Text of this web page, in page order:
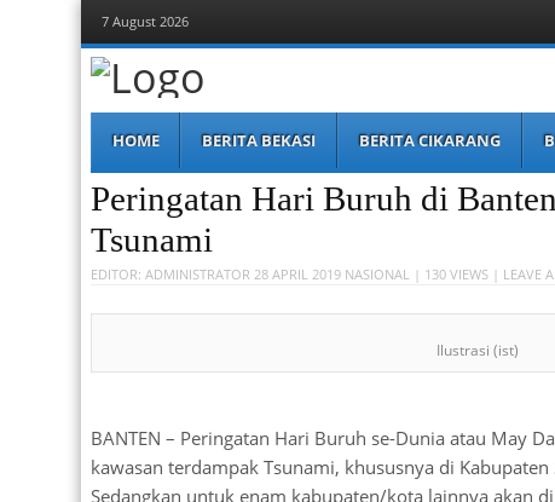
7 August 2026
Berita Bekasi
Mudah Melihat Bekasi
Menu
content
HOME BERITA BEKASI BERITA CIKARANG
Peringatan Hari Buruh di
Tsunami
EDITOR: ADMINISTRATOR 28 APRIL 2019 NASIONAL| 130 VIEWS | LEAVE
Ilustrasi (ist)
BANTEN – Peringatan Hari Buruh se-Dunia atau May
kawasan terdampak Tsunami, khususnya di Kabupaten
Sedangkan untuk enam kabupaten/kota lainnya akan